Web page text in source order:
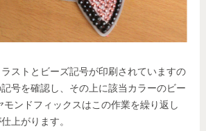
ストとビーズ記号が印刷されていますの
号を確認し、その上に該当カラーのビー
モンドフィックスはこの作業を繰り返し
上がります。